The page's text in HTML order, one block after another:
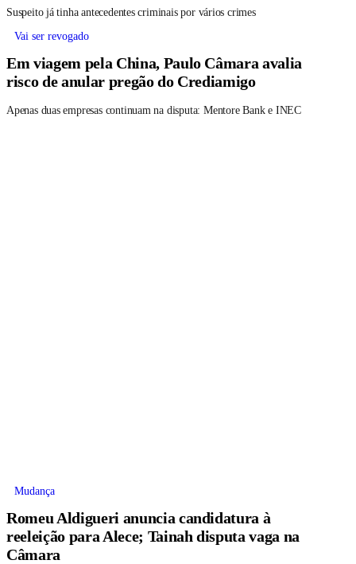
Suspeito já tinha antecedentes criminais por vários crimes
Vai ser revogado
Em viagem pela China, Paulo Câmara avalia
risco de anular pregão do Crediamigo
Apenas duas empresas continuam na disputa: Mentore Bank e INEC
Mudança
Romeu Aldigueri anuncia candidatura à
reeleição para Alece; Tainah disputa vaga na
Câmara